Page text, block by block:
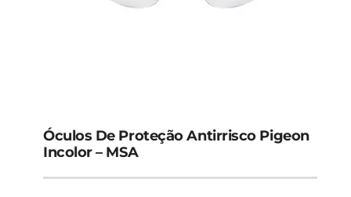
Óculos De Proteção Antirrisco Pigeon
Incolor – MSA